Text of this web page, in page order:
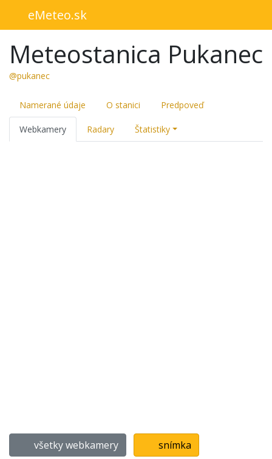
eMeteo.sk
Meteostanica Pukanec
@pukanec
Namerané údaje O stanici Predpoveď
Webkamery Radary Štatistiky
všetky webkamery snímka